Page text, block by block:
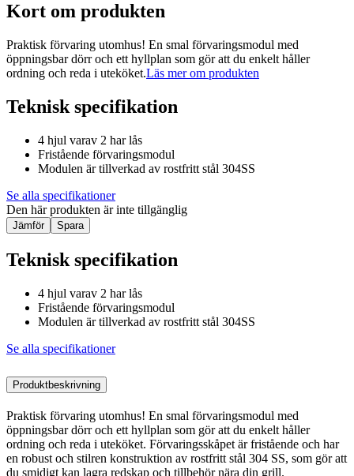
Kort om produkten
Praktisk förvaring utomhus! En smal förvaringsmodul med
öppningsbar dörr och ett hyllplan som gör att du enkelt håller
ordning och reda i uteköket.Läs mer om produkten
Teknisk specifikation
4 hjul varav 2 har lås
Fristående förvaringsmodul
Modulen är tillverkad av rostfritt stål 304SS
Se alla specifikationer
Den här produkten är inte tillgänglig
Jämför Spara
Teknisk specifikation
4 hjul varav 2 har lås
Fristående förvaringsmodul
Modulen är tillverkad av rostfritt stål 304SS
Se alla specifikationer
Produktbeskrivning
Praktisk förvaring utomhus! En smal förvaringsmodul med
öppningsbar dörr och ett hyllplan som gör att du enkelt håller
ordning och reda i uteköket. Förvaringsskåpet är fristående och har
en robust och stilren konstruktion av rostfritt stål 304 SS, som gör att
du smidigt kan lagra redskap och tillbehör nära din grill.